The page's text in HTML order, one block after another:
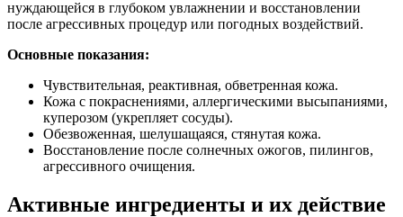
нуждающейся в глубоком увлажнении и восстановлении
после агрессивных процедур или погодных воздействий.
Основные показания:
Чувствительная, реактивная, обветренная кожа.
Кожа с покраснениями, аллергическими высыпаниями,
куперозом (укрепляет сосуды).
Обезвоженная, шелушащаяся, стянутая кожа.
Восстановление после солнечных ожогов, пилингов,
агрессивного очищения.
Активные ингредиенты и их действие